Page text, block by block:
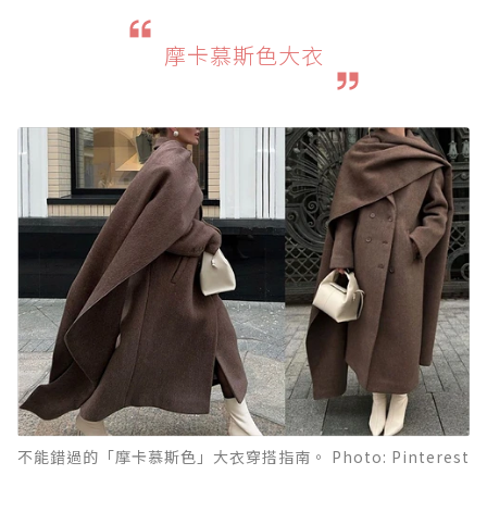
摩卡慕斯色大衣
不能錯過的「摩卡慕斯色」大衣穿搭指南。 Photo: Pinterest